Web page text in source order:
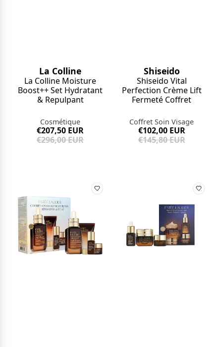
La Colline
La Colline Moisture
Boost++ Set Hydratant
& Repulpant
Cosmétique
€207,50 EUR
€296,00 EUR
Shiseido
Shiseido Vital
Perfection Crème Lift
Fermeté Coffret
Coffret Soin Visage
€102,00 EUR
€145,80 EUR